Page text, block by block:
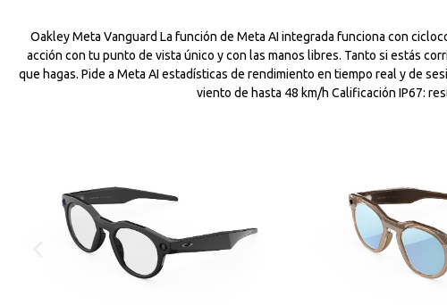
Oakley Meta Vanguard La función de Meta AI integrada funciona con
acción con tu punto de vista único y con las manos libres. Tanto si estás
que hagas. Pide a Meta AI estadísticas de rendimiento en tiempo real y de
viento de hasta 48 km/h Calificación IP67: